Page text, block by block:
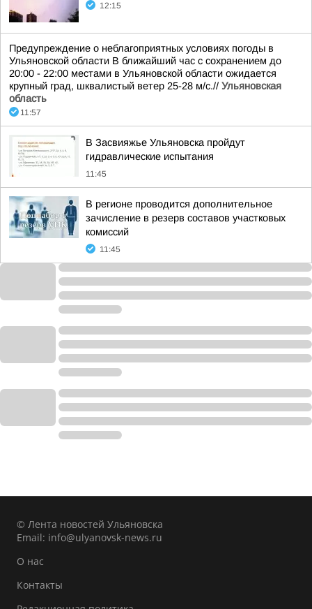
12:15
Предупреждение о неблагоприятных условиях погоды в
Ульяновской области В ближайший час с сохранением до
20:00 - 22:00 местами в Ульяновской области ожидается
крупный град, шквалистый ветер 25-28 м/с.// Ульяновская
область
11:57
В Засвияжье Ульяновска пройдут
гидравлические испытания
11:45
В регионе проводится дополнительное
зачисление в резерв составов участковых
комиссий
11:45
© Лента новостей Ульяновска
Email: info@ulyanovsk-news.ru
О нас
Контакты